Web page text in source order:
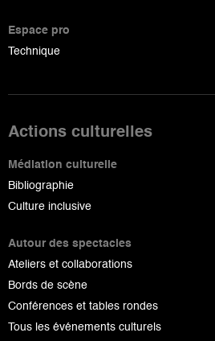
Espace pro
Technique
Actions culturelles
Médiation culturelle
Bibliographie
Culture inclusive
Autour des spectacles
Ateliers et collaborations
Bords de scène
Conférences et tables rondes
Tous les événements culturels